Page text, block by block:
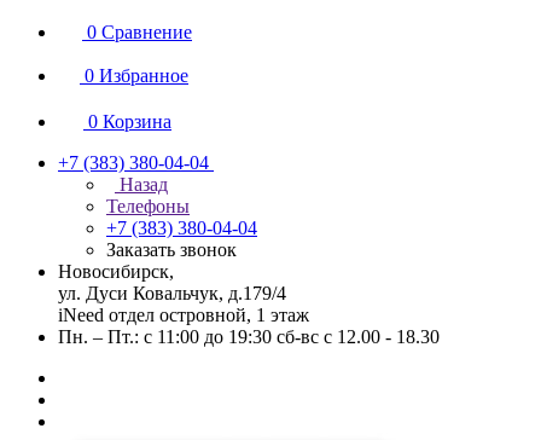
0 Сравнение
0 Избранное
0 Корзина
+7 (383) 380-04-04
Назад
Телефоны
+7 (383) 380-04-04
Заказать звонок
Новосибирск,
ул. Дуси Ковальчук, д.179/4
iNeed отдел островной, 1 этаж
Пн. – Пт.: с 11:00 до 19:30 сб-вс с 12.00 - 18.30